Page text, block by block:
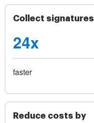
Collect signatures
24x
faster
Reduce costs by